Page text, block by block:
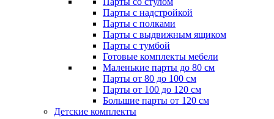
Парты с надстройкой
Парты с полками
Парты с выдвижным ящиком
Парты с тумбой
Готовые комплекты мебели
Маленькие парты до 80 см
Парты от 80 до 100 см
Парты от 100 до 120 см
Большие парты от 120 см
Детские комплекты